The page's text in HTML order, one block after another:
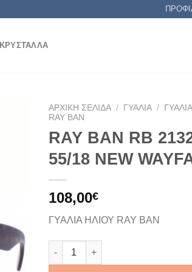
ΚΡΥΣΤΑΛΛΑ
ΑΡΧΙΚΉ ΣΕΛΊΔΑ / ΓΥΑΛΙΆ /
RAY BAN
RAY BAN RB
55/18 NEW
108,00€
ΓΥΑΛΙΑ ΗΛΙΟΥ RAY BAN
RAY BAN RB 2132 710 55/18 NEW